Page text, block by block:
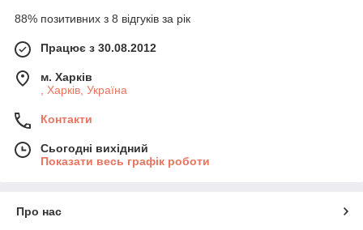
88% позитивних з 8 відгуків за рік
Працює з 30.08.2012
м. Харків
, Харків, Україна
Контакти
Сьогодні вихідний
Показати весь графік роботи
Про нас